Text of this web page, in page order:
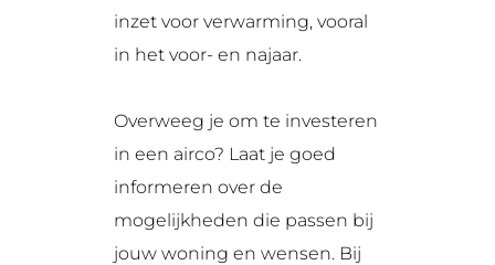
inzet voor verwarming, vooral
in het voor- en najaar.
Overweeg je om te investeren
in een airco? Laat je goed
informeren over de
mogelijkheden die passen bij
jouw woning en wensen. Bij